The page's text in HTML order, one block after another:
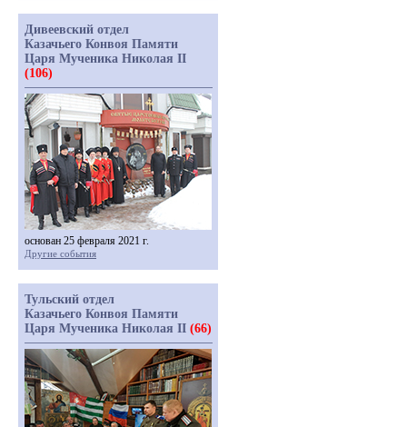
Дивеевский отдел
Казачьего Конвоя Памяти
Царя Мученика Николая II
(106)
основан 25 февраля 2021 г.
Другие события
Тульский отдел
Казачьего Конвоя Памяти
Царя Мученика Николая II (66)